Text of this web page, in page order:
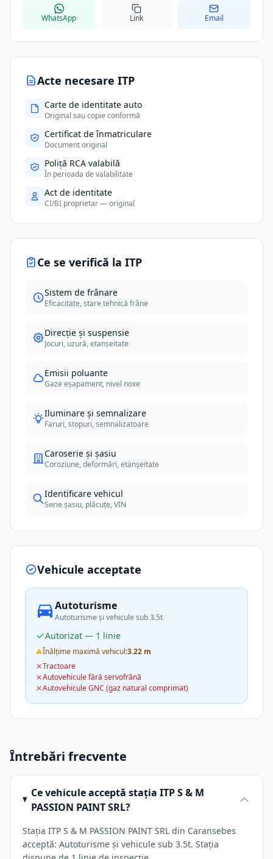
Acte necesare ITP
Carte de identitate auto
Original sau copie conformă
Certificat de înmatriculare
Document original
Poliță RCA valabilă
În perioada de valabilitate
Act de identitate
CI/BI proprietar — original
Ce se verifică la ITP
Sistem de frânare
Eficacitate, stare tehnică frâne
Direcție și suspensie
Jocuri, uzură, etanșeitate
Emisii poluante
Gaze eșapament, nivel noxe
Iluminare și semnalizare
Faruri, stopuri, semnalizatoare
Caroserie și șasiu
Coroziune, deformări, etanșeitate
Identificare vehicul
Serie șasiu, plăcuțe, VIN
Vehicule acceptate
Autoturisme
Autoturisme și vehicule sub 3.5t
Autorizat — 1 linie
Înălțime maximă vehicul:3.22 m
Tractoare
Autovehicule fără servofrână
Autovehicule GNC (gaz natural comprimat)
WhatsApp Link Email
Întrebări frecvente
Ce vehicule acceptă stația ITP S & M
PASSION PAINT SRL?
Stația ITP S & M PASSION PAINT SRL din Caransebes
acceptă: Autoturisme și vehicule sub 3.5t. Stația